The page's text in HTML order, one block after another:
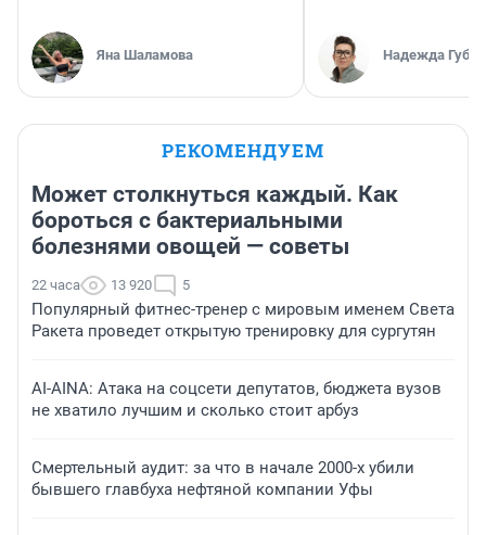
Яна Шаламова Надежда
РЕКОМЕНДУЕМ
Может столкнуться каждый. Как
бороться с бактериальными
болезнями овощей — советы
22 часа 13 920 5
Популярный фитнес-тренер с мировым именем Света
Ракета проведет открытую тренировку для сургутян
AI-AINA: Атака на соцсети депутатов, бюджета вузов
не хватило лучшим и сколько стоит арбуз
Смертельный аудит: за что в начале 2000-х убили
бывшего главбуха нефтяной компании Уфы